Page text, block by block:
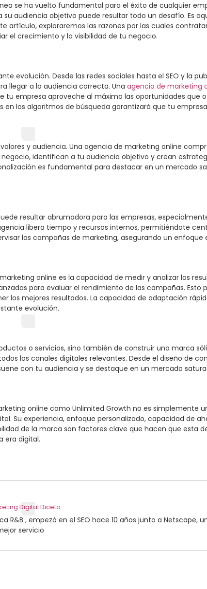
se ha vuelto fundamental para el éxito de cualquier
audiencia objetivo puede resultar todo un desafío. Es
artículo, exploraremos las razones por las cuales
el crecimiento y la visibilidad de tu negocio.
evolución. Desde las redes sociales hasta el SEO y la
llegar a la audiencia correcta. Una agencia de marketing
tu empresa aproveche al máximo las oportunidades que
en los algoritmos de búsqueda garantizará que tu
y audiencia. Una agencia de marketing online
identifican a tu audiencia objetivo y crean
es fundamental para destacar en un mercado
resultar abrumadora para las empresas,
libera tiempo y recursos internos, permitiéndote
las campañas de marketing, asegurando un
online es la capacidad de medir y analizar los
para evaluar el rendimiento de las campañas. Esto
los mejores resultados. La capacidad de adaptación
evolución.
o servicios, sino también de construir una marca
los canales digitales relevantes. Desde el diseño de
con tu audiencia y se destaque en un mercado
online como Unlimited Growth no es simplemente
Su experiencia, enfoque personalizado, capacidad de
de la marca son factores clave que hacen que esta
era digital.
Digital Diceto
R&B , empezó en el SEO hace 10 años junto a
servicio